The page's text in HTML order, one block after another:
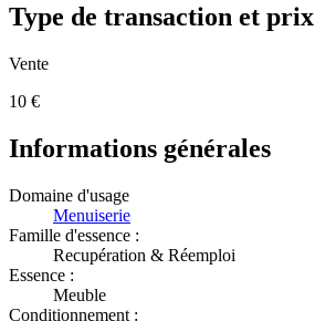
Type de transaction et prix
Vente
10 €
Informations générales
Domaine d'usage
Menuiserie
Famille d'essence :
Recupération & Réemploi
Essence :
Meuble
Conditionnement :